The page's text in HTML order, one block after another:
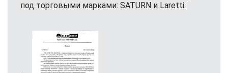
под торговыми марками: SATURN и Laretti.